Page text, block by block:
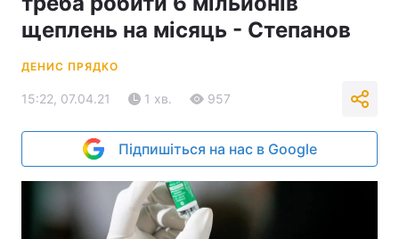
щеплень на місяць - Степанов
ДЕНИС ПРЯДКО
15:22, 07.04.21 1 хв. 957
Підпишіться на нас в Google